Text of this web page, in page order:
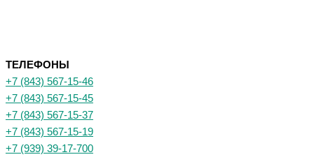
ТЕЛЕФОНЫ
+7 (843) 567-15-46
+7 (843) 567-15-45
+7 (843) 567-15-37
+7 (843) 567-15-19
+7 (939) 39-17-700